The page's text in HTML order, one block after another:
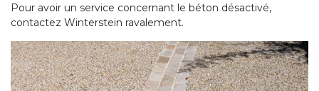
Pour avoir un service concernant le béton désactivé,
contactez Winterstein ravalement.